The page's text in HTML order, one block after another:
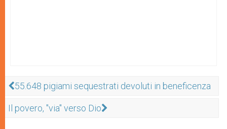
55.648 pigiami sequestrati devoluti in beneficenza
Il povero, "via" verso Dio